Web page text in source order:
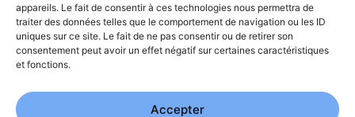
appareils. Le fait de consentir à ces technologies nous permettra de
traiter des données telles que le comportement de navigation ou les ID
uniques sur ce site. Le fait de ne pas consentir ou de retirer son
consentement peut avoir un effet négatif sur certaines caractéristiques
et fonctions.
Accepter
Études
Évènements
Video News